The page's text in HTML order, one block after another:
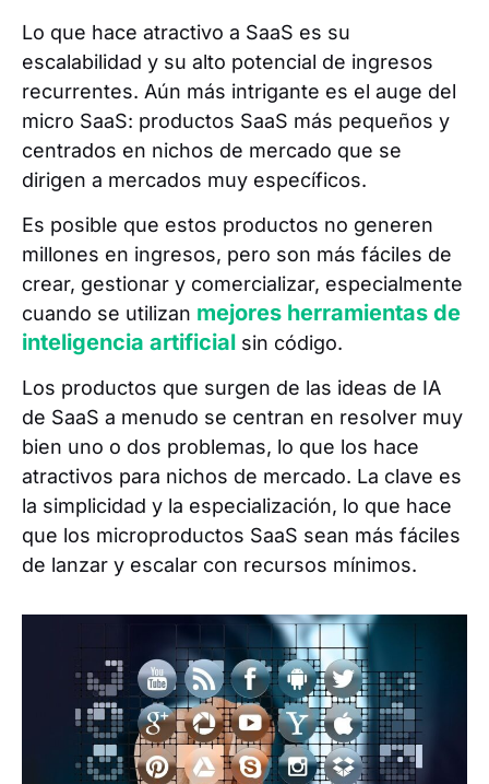
Lo que hace atractivo a SaaS es su
escalabilidad y su alto potencial de ingresos
recurrentes. Aún más intrigante es el auge del
micro SaaS: productos SaaS más pequeños y
centrados en nichos de mercado que se
dirigen a mercados muy específicos.
Es posible que estos productos no generen
millones en ingresos, pero son más fáciles de
crear, gestionar y comercializar, especialmente
cuando se utilizan mejores herramientas de
inteligencia artificial sin código.
Los productos que surgen de las ideas de IA
de SaaS a menudo se centran en resolver muy
bien uno o dos problemas, lo que los hace
atractivos para nichos de mercado. La clave es
la simplicidad y la especialización, lo que hace
que los microproductos SaaS sean más fáciles
de lanzar y escalar con recursos mínimos.